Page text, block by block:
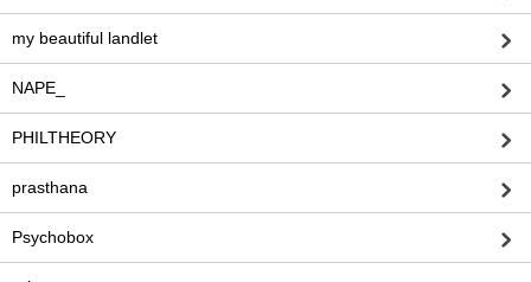
my beautiful landlet
NAPE_
PHILTHEORY
prasthana
Psychobox